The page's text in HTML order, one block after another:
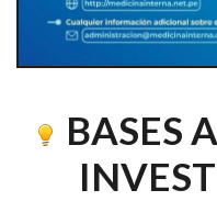
BASES